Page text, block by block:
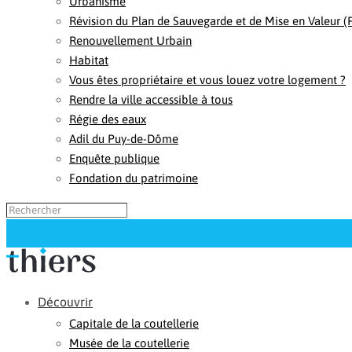
Révision du Plan de Sauvegarde et de Mise en Valeur
Renouvellement Urbain
Habitat
Vous êtes propriétaire et vous louez votre logement ?
Rendre la ville accessible à tous
Régie des eaux
Adil du Puy-de-Dôme
Enquête publique
Fondation du patrimoine
Découvrir
Capitale de la coutellerie
Musée de la coutellerie